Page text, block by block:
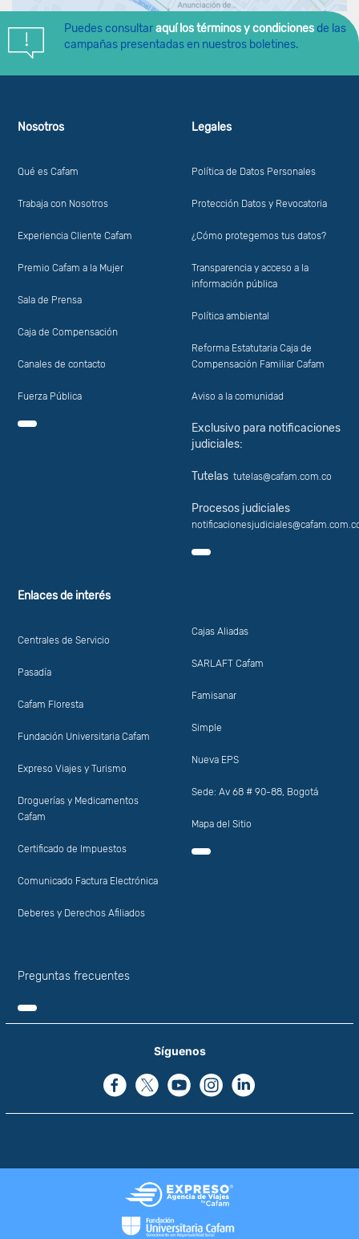
Puedes consultaraquí los términos y condicionesde las
campañas presentadas en nuestros boletines.
Nosotros
Qué es Cafam
Trabaja con Nosotros
Experiencia Cliente Cafam
Premio Cafam a la Mujer
Sala de Prensa
Caja de Compensación
Canales de contacto
Fuerza Pública
Legales
Política de Datos Personales
Protección Datos y Revocatoria
¿Cómo protegemos tus datos?
Transparencia y acceso a la
información pública
Política ambiental
Reforma Estatutaria Caja de
Compensación Familiar Cafam
Aviso a la comunidad
Exclusivo para notificaciones
judiciales:
Tutelas tutelas@cafam.com.co
Procesos judiciales
Enlaces de interés
Centrales de Servicio
Pasadía
Cafam Floresta
Fundación Universitaria Cafam
Expreso Viajes y Turismo
Droguerías y Medicamentos
Cafam
Certificado de Impuestos
Comunicado Factura Electrónica
Deberes y Derechos Afiliados
Cajas Aliadas
SARLAFT Cafam
Famisanar
Simple
Nueva EPS
Sede: Av 68 # 90-88, Bogotá
Mapa del Sitio
Preguntas frecuentes
Síguenos